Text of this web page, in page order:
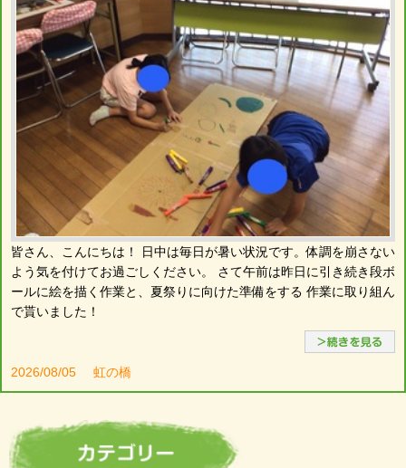
皆さん、こんにちは！ 日中は毎日が暑い状況です。体調を崩さない
よう気を付けてお過ごしください。 さて午前は昨日に引き続き段ボ
ールに絵を描く作業と、夏祭りに向けた準備をする 作業に取り組ん
で貰いました！
2026/08/05 虹の橋